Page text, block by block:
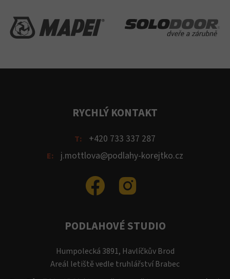
RYCHLÝ KONTAKT
T: +420 733 337 287
E: j.mottlova@podlahy-korejtko.cz
PODLAHOVÉ STUDIO
Humpolecká 3891, Havlíčkův Brod
Areál letiště vedle truhlářství Brabec